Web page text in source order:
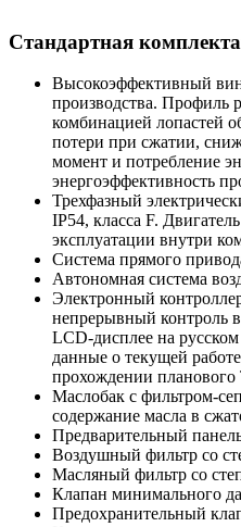
Стандартная
Высокоэффективный
производства. Профиль
комбинацией лопастей
потери при сжатии,
момент и потребление
энергоэффективность
Трехфазный
IP54, класса F.
эксплуатации внутри
Система прямого
Автономная система
Электронный
непрерывный контроль
LCD-дисплее на
данные о текущей
прохождении
Маслобак с фильтром-
содержание масла в
Предварительный
Воздушный фильтр со
Масляный фильтр со
Клапан минимального
Предохранительный